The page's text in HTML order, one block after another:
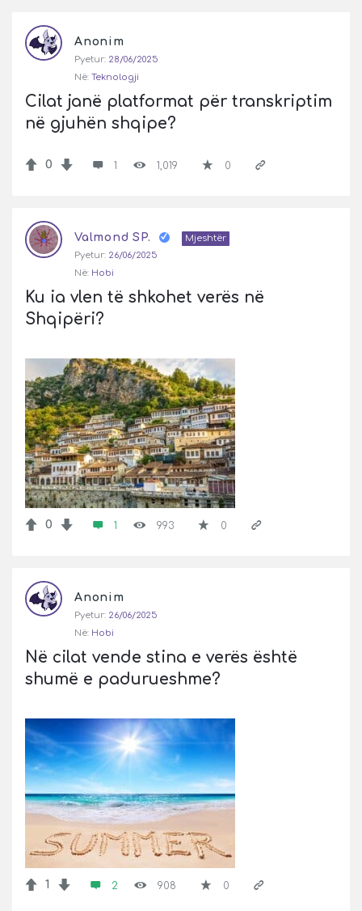
Anonim
Pyetur: 28/06/2025
Në: Teknologji
Cilat janë platformat për transkriptim
në gjuhën shqipe?
0 1 1,019 0
Valmond SP.
Mjeshtër
Pyetur: 26/06/2025
Në: Hobi
Ku ia vlen të shkohet verës në
Shqipëri?
0 1 993 0
Anonim
Pyetur: 26/06/2025
Në: Hobi
Në cilat vende stina e verës është
shumë e padurueshme?
1 2 908 0